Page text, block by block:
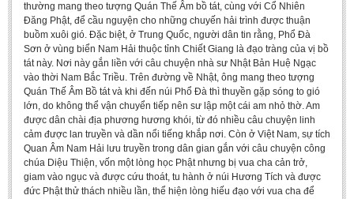
Linguistics
Vietnamese Folk Culture
Literary Theory & Criticism
Vietnamese Literature
Foreign Literatures & Comparative Literature
Theater and Film
Culture - History - Philosophy
Education
thường mang theo tượng Quán Thế Âm bồ tát, cùng với Cổ Nhiên
Đăng Phật, để cầu nguyện cho những chuyến hải trình được thuận
buồm xuôi gió. Đặc biệt, ở Trung Quốc, người dân tin rằng, Phổ Đà
Sơn ở vùng biển Nam Hải thuộc tỉnh Chiết Giang là đạo tràng của vị bồ
tát này. Nơi này gắn liền với câu chuyện nhà sư Nhật Bản Huệ Ngạc
vào thời Nam Bắc Triều. Trên đường về Nhật, ông mang theo tượng
Quán Thế Âm Bồ tát và khi đến núi Phổ Đà thì thuyền gặp sóng to gió
lớn, do không thể vận chuyển tiếp nên sư lập một cái am nhỏ thờ. Am
được dân chài địa phương hương khói, từ đó nhiều câu chuyện linh
cảm được lan truyền và dần nổi tiếng khắp nơi. Còn ở Việt Nam, sự tích
Quan Âm Nam Hải lưu truyền trong dân gian gắn với câu chuyện công
chúa Diệu Thiện, vốn một lòng học Phật nhưng bị vua cha cản trở,
giam vào ngục và được cứu thoát, tu hành ở núi Hương Tích và được
đức Phật thử thách nhiều lần, thể hiện lòng hiếu đạo với vua cha để